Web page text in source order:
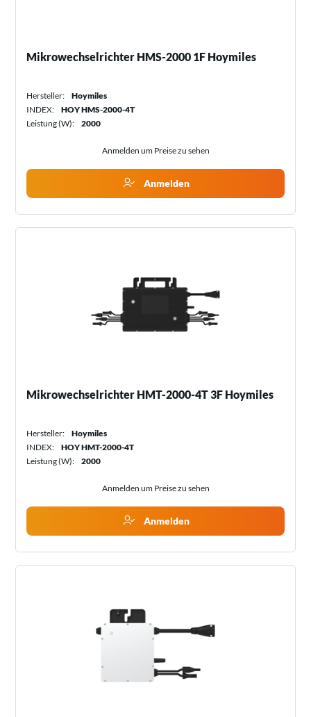
Mikrowechselrichter HMS-2000 1F Hoymiles
Hersteller:
Hoymiles
INDEX:
HOY HMS-2000-4T
Leistung (W):
2000
Anmelden um Preise zu sehen
Anmelden
Mikrowechselrichter HMT-2000-4T 3F Hoymiles
Hersteller:
Hoymiles
INDEX:
HOY HMT-2000-4T
Leistung (W):
2000
Anmelden um Preise zu sehen
Anmelden